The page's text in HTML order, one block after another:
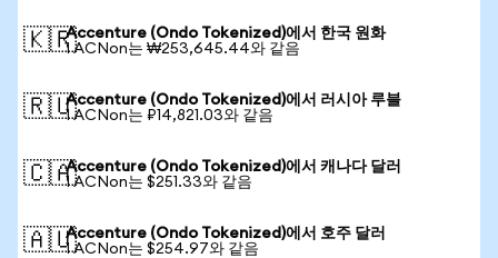
🇰🇷Accenture (Ondo Tokenized)에서 한국 원화
1 ACNon는 ₩253,645.44와 같음
🇷🇺Accenture (Ondo Tokenized)에서 러시아 루블
1 ACNon는 ₽14,821.03와 같음
🇨🇦Accenture (Ondo Tokenized)에서 캐나다 달러
1 ACNon는 $251.33와 같음
🇦🇺Accenture (Ondo Tokenized)에서 호주 달러
1 ACNon는 $254.97와 같음